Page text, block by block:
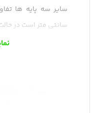
تا 10 سانتی متر
بال هد کوچک روی آم